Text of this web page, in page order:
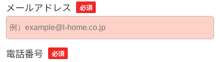
メールアドレス 必須
電話番号 必須